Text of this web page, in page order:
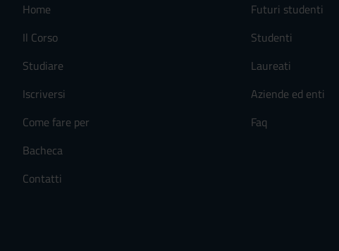
Home
Il Corso
Studiare
Iscriversi
Come fare per
Bacheca
Contatti
Futuri studenti
Studenti
Laureati
Aziende ed enti
Faq